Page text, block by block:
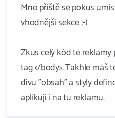
Mno příště se pokus
vhodnější sekce ;-)
Zkus celý kód té
tag </body>. Takhle máš
divu "obsah" a styly
aplikují i na tu reklamu.